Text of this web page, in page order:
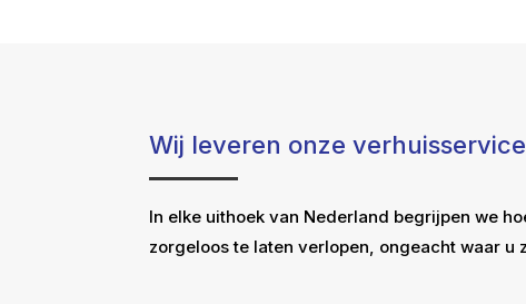
Wij leveren onze
In elke uithoek van Nederland begrijpen we
zorgeloos te laten verlopen, ongeacht waar u